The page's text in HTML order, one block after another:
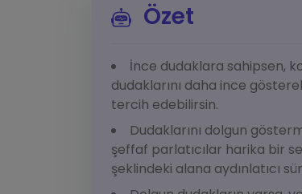
Özet
İnce dudaklara sahipsen,
dudaklarını daha ince
tercih edebilirsin.
Dudaklarını dolgun
şeffaf parlatıcılar harika bir
şeklindeki alana aydınlatıcı